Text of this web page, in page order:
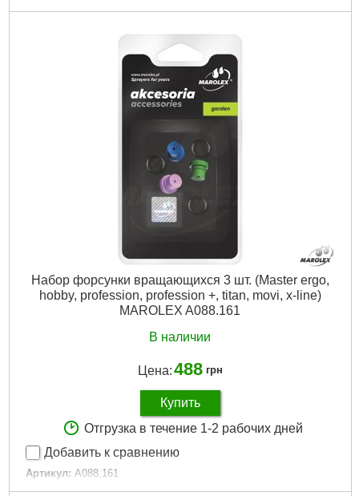
Код товара: 24.36.00
Подробнее...
Набор форсунки вращающихся 3 шт. (Master ergo,
hobby, profession, profession +, titan, movi, x-line)
MAROLEX A088.161
В наличии
Цена:488 грн
Купить
Отгрузка в течение 1-2 рабочих дней
Добавить к сравнению
Артикул: A088.161
Код товара: 24.36.04